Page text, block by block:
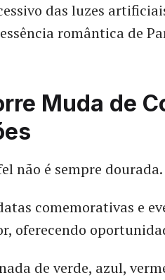
das luzes
romântica de
Muda de
não é sempre dourada.
comemorativas e
oferecendo
de verde, azul,